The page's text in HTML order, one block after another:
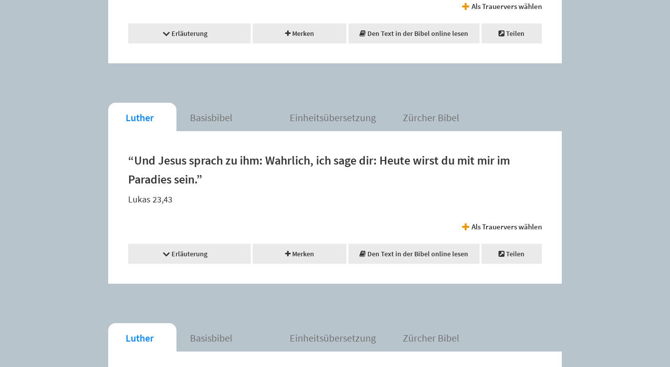
Als Trauervers wählen
Erläuterung Merken Den Text in der Bibel online lesen Teilen
Luther Basisbibel Einheitsübersetzung Zürcher Bibel
“Und Jesus sprach zu ihm: Wahrlich, ich sage dir: Heute wirst du mit mir im
Paradies sein.”
Lukas 23,43
Als Trauervers wählen
Erläuterung Merken Den Text in der Bibel online lesen Teilen
Luther Basisbibel Einheitsübersetzung Zürcher Bibel